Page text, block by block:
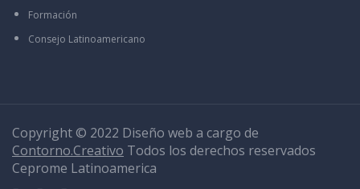
Formación
Consejo Latinoamericano
Copyright © 2022 Diseño web a cargo de
Contorno.Creativo Todos los derechos reservados
Ceprome Latinoamerica